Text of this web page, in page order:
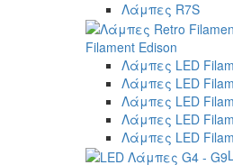
Λάμπες R7S
Filament Edison
Λάμπες LED
Λάμπες LED
Λάμπες LED
Λάμπες LED
Λάμπες LED